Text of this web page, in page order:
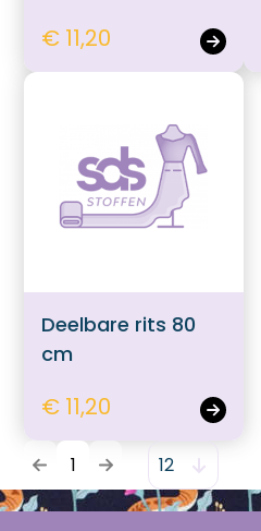
€ 11,20
Deelbare rits 80
cm
€ 11,20
1